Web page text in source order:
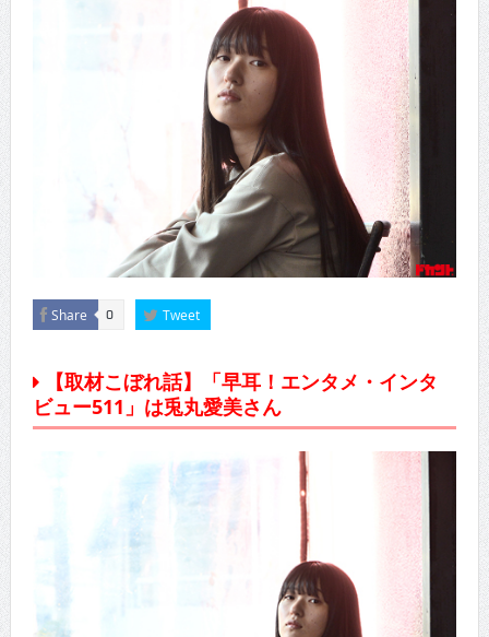
CINEMA×STYLE 294号
CINEMA×STYLE 293号
Share 0 Tweet
【取材こぼれ話】「早耳！エンタメ・インタ
ビュー511」は兎丸愛美さん